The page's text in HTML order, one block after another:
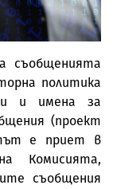
политика
и имена за
(проект
е приет в
Комисията,
съобщения